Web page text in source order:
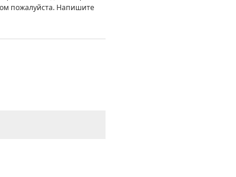
пожалуйста. Напишите